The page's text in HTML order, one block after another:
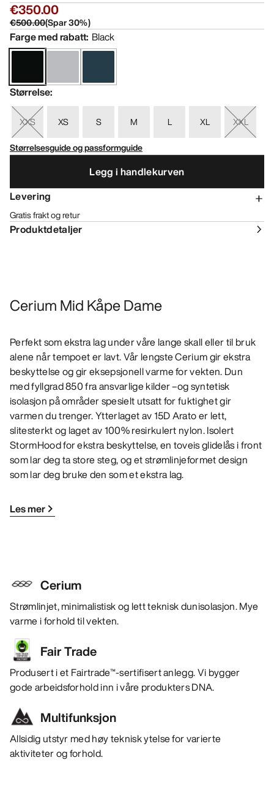
€350.00
€500.00(Spar30%)
Farge med rabatt: Black
Størrelse:
XXS XS S M L XL
XXL
Størrelsesguide og passformguide
Legg i handlekurven
Levering
Gratis frakt og retur
Produktdetaljer
Cerium Mid Kåpe Dame
Perfekt som ekstra lag under våre lange skall eller til bruk
alene når tempoet er lavt. Vår lengste Cerium gir ekstra
beskyttelse og gir eksepsjonell varme for vekten. Dun
med fyllgrad 850 fra ansvarlige kilder –og syntetisk
isolasjon på områder spesielt utsatt for fuktighet gir
varmen du trenger. Ytterlaget av 15D Arato er lett,
slitesterkt og laget av 100% resirkulert nylon. Isolert
StormHood for ekstra beskyttelse, en toveis glidelås i front
som lar deg ta store steg, og et strømlinjeformet design
som lar deg bruke den som et ekstra lag.
Les mer
Cerium
Strømlinjet, minimalistisk og lett teknisk dunisolasjon. Mye
varme i forhold til vekten.
Fair Trade
Produsert i et Fairtrade™-sertifisert anlegg. Vi bygger
gode arbeidsforhold inn i våre produkters DNA.
Multifunksjon
Allsidig utstyr med høy teknisk ytelse for varierte
aktiviteter og forhold.